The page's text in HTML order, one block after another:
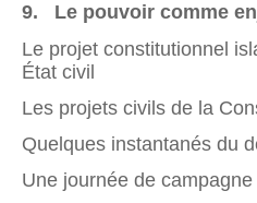
9. Le pouvoir comme
Le projet constitutionnel
État civil
Les projets civils de la
Quelques instantanés du
Une journée de